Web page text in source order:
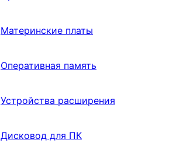
Материнские платы
Оперативная память
Устройства расширения
Дисковод для ПК